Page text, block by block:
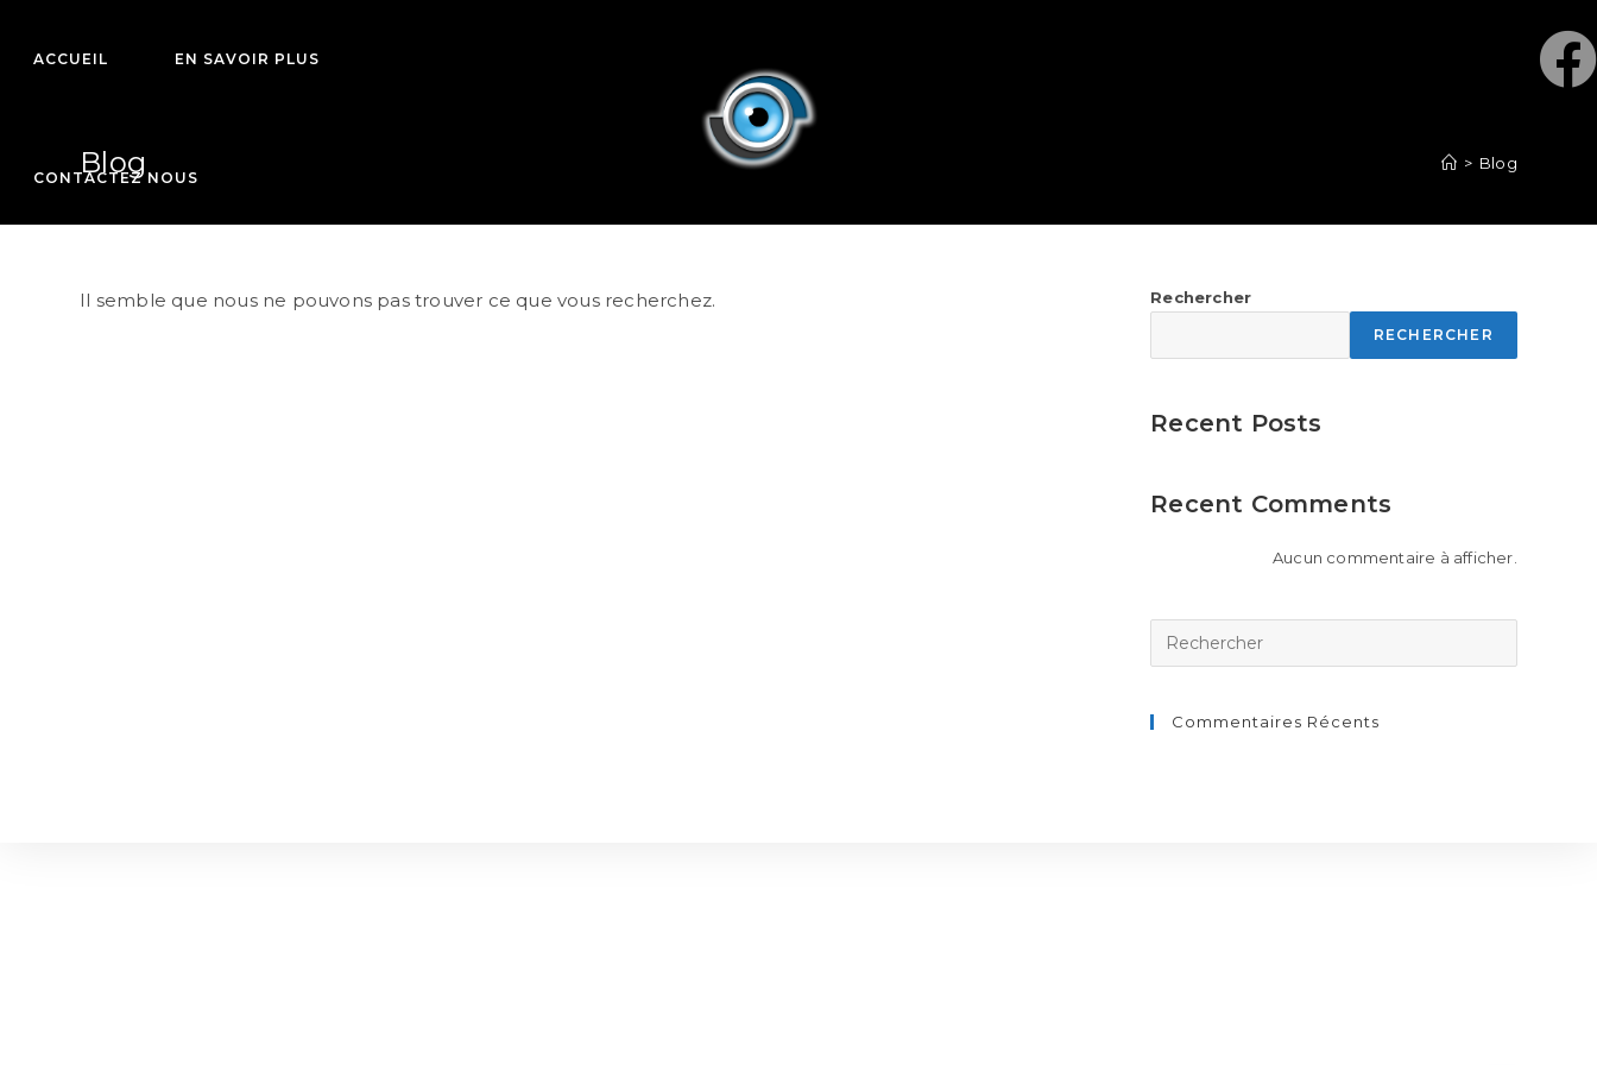
ACCUEIL EN SAVOIR PLUS
CONTACTEZ NOUS
Blog > Blog
Il semble que nous ne pouvons pas trouver ce que vous recherchez. Rechercher
RECHERCHER
Recent Posts
Recent Comments
Aucun commentaire à afficher.
Rechercher
sur
siteCommentaires Récents